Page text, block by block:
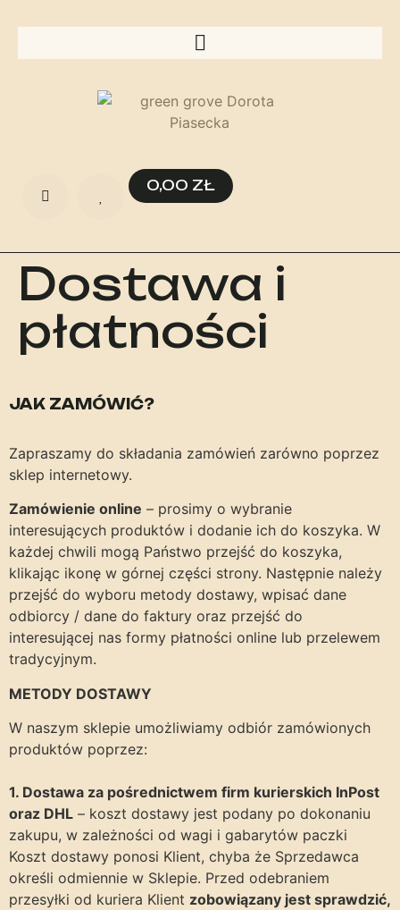
0,00 ZŁ
Dostawa i
płatności
JAK ZAMÓWIĆ?
Zapraszamy do składania zamówień zarówno poprzez
sklep internetowy.
Zamówienie online – prosimy o wybranie
interesujących produktów i dodanie ich do koszyka. W
każdej chwili mogą Państwo przejść do koszyka,
klikając ikonę w górnej części strony. Następnie należy
przejść do wyboru metody dostawy, wpisać dane
odbiorcy / dane do faktury oraz przejść do
interesującej nas formy płatności online lub przelewem
tradycyjnym.
METODY DOSTAWY
W naszym sklepie umożliwiamy odbiór zamówionych
produktów poprzez:
1. Dostawa za pośrednictwem firm kurierskich InPost
oraz DHL – koszt dostawy jest podany po dokonaniu
zakupu, w zależności od wagi i gabarytów paczki
Koszt dostawy ponosi Klient, chyba że Sprzedawca
określi odmiennie w Sklepie. Przed odebraniem
przesyłki od kuriera Klient zobowiązany jest sprawdzić,